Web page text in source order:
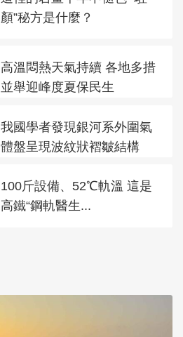
顏”秘方是什麼？
高溫悶熱天氣持續 各地多措
並舉迎峰度夏保民生
我國學者發現銀河系外圍氣
體盤呈現波紋狀褶皺結構
100斤設備、52℃軌溫 這是
高鐵“鋼軌醫生...